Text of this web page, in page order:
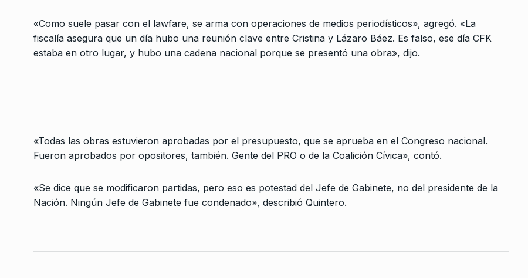
«Como suele pasar con el lawfare, se arma con operaciones de medios periodísticos», agregó. «La
fiscalía asegura que un día hubo una reunión clave entre Cristina y Lázaro Báez. Es falso, ese día CFK
estaba en otro lugar, y hubo una cadena nacional porque se presentó una obra», dijo.
«Todas las obras estuvieron aprobadas por el presupuesto, que se aprueba en el Congreso nacional.
Fueron aprobados por opositores, también. Gente del PRO o de la Coalición Cívica», contó.
«Se dice que se modificaron partidas, pero eso es potestad del Jefe de Gabinete, no del presidente de la
Nación. Ningún Jefe de Gabinete fue condenado», describió Quintero.
3
La casta está libre y Cristina
sigue presa
CABALLERO DE DÍA 31 De Julio De 2026
5 Una para este lado
«No votaría a favor de un
2024
10 «Violadores de autonomía»
COLUMNAS 2 De Septiembre De 2024